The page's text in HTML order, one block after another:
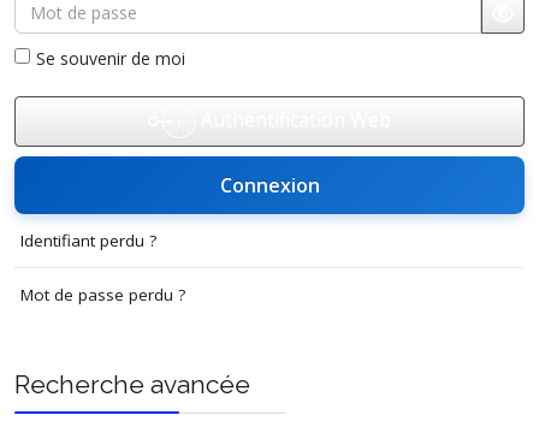
Se souvenir de moi
Connexion
Identifiant perdu ?
Mot de passe perdu ?
Recherche avancée